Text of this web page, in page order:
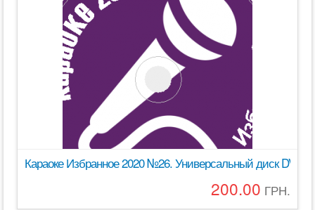
Караоке Избранное 2020 №26. Универсальный диск DVD
200.00 ГРН.